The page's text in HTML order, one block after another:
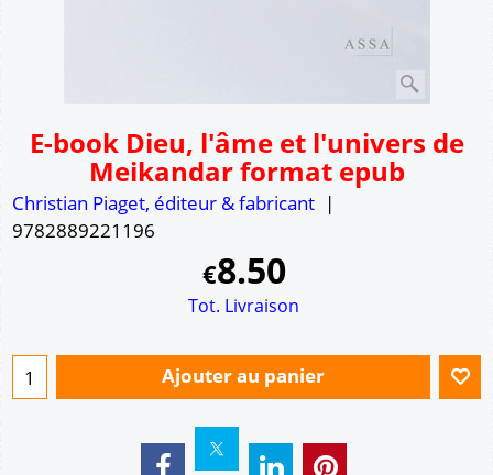
E-book Dieu, l'âme et l'univers de
Meikandar format epub
Christian Piaget, éditeur & fabricant
9782889221196
€8.50
Tot. Livraison
Ajouter au panier